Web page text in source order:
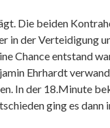
Die beiden
in der Verteidigung
Chance entstand
Ehrhardt
In der 18.Minute
ging es dann